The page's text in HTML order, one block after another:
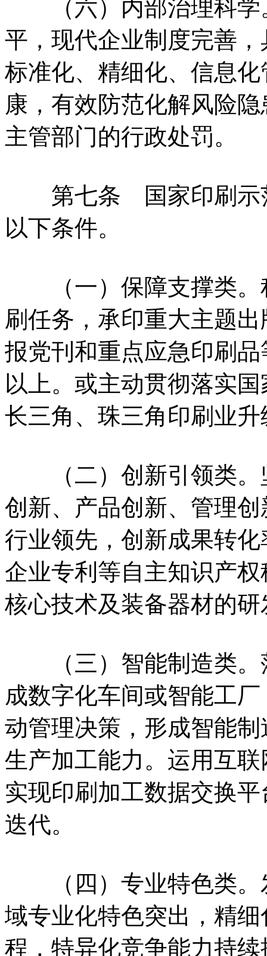
（六）内部治理科学
平，现代企业制度完善
标准化、精细化、信息
康，有效防范化解风险
主管部门的行政处罚。
第七条 国家印刷示范
以下条件。
（一）保障支撑类。
刷任务，承印重大主题
报党刊和重点应急印刷
以上。或主动贯彻落实
长三角、珠三角印刷业
（二）创新引领类。
创新、产品创新、管理
行业领先，创新成果转
企业专利等自主知识产
核心技术及装备器材的
（三）智能制造类。
成数字化车间或智能工
动管理决策，形成智能
生产加工能力。运用互
实现印刷加工数据交换
迭代。
（四）专业特色类。
域专业化特色突出，精
程，特异化竞争能力持